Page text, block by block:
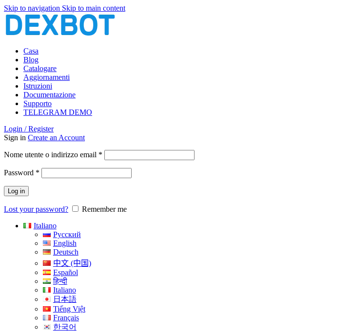
Skip to navigation Skip to main content
Casa
Blog
Catalogare
Aggiornamenti
Istruzioni
Documentazione
Supporto
TELEGRAM DEMO
Login / Register
Sign in Create an Account
Nome utente o indirizzo email *
Password *
Log in
Lost your password?
Remember me
Italiano
Русский
English
Deutsch
中文 (中国)
Español
हिन्दी
Italiano
日本語
Tiếng Việt
Français
한국어